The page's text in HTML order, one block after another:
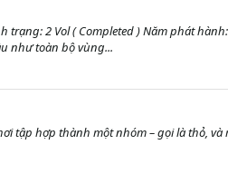
trạng: 2 Vol ( Completed ) Năm phát
như toàn bộ vùng...
tập hợp thành một nhóm – gọi là thỏ,